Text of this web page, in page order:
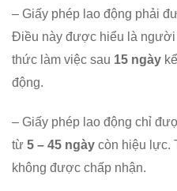
– Giấy phép lao động phải
Điều này được hiểu là
thức làm việc sau 15 ngày
động.
– Giấy phép lao động chỉ
từ 5 – 45 ngày còn hiệu lực.
không được chấp nhận.